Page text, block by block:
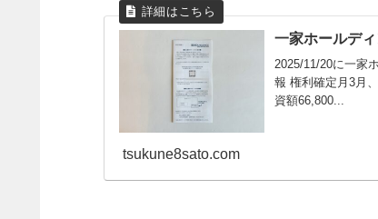
一家ホールデ
2025/11/20に一家
報 権利確定月3月
資額66,800...
tsukune8sato.com